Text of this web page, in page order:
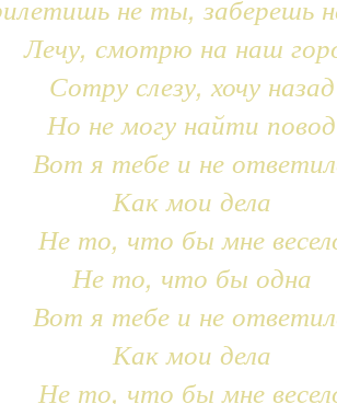
не ты, заберешь
Лечу, смотрю на наш
Сотру слезу, хочу назад
Но не могу найти повод
Вот я тебе и не
Как мои дела
Не то, что бы мне
Не то, что бы одна
Вот я тебе и не
Как мои дела
Не то, что бы мне